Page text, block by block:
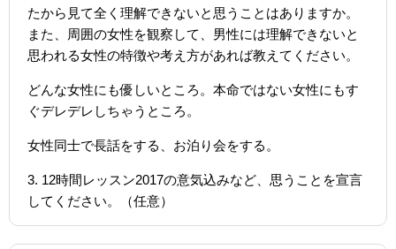
たから見て全く理解できないと思うことはありますか。
また、周囲の女性を観察して、男性には理解できないと
思われる女性の特徴や考え方があれば教えてください。
どんな女性にも優しいところ。本命ではない女性にもす
ぐデレデレしちゃうところ。
女性同士で長話をする、お泊り会をする。
3. 12時間レッスン2017の意気込みなど、思うことを宣言
してください。（任意）